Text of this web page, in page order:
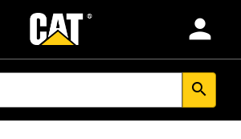
person
search